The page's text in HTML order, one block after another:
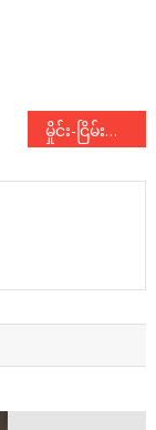
မှိုင်း-ငြိမ်းကွန်ရက်(လပွတ္တာ) ဖွဲ့စည်းရေး အကြို ညှိနှိုင်းအစည်းအဝေးကျင်းပ